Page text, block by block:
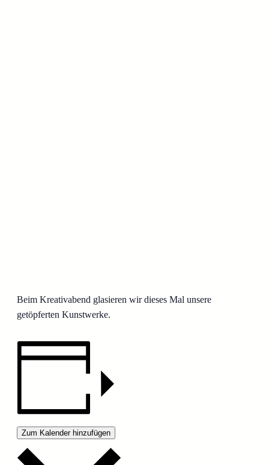
Beim Kreativabend glasieren wir dieses Mal unsere
getöpferten Kunstwerke.
Zum Kalender hinzufügen